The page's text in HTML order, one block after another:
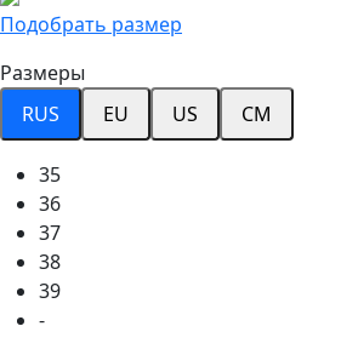
Подобрать размер
Размеры
RUS
EU US CM
35
36
37
38
39
-